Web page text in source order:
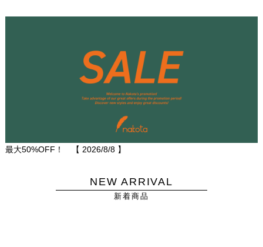
最大50%OFF！ 【 2026/8/8】
NEW ARRIVAL
新着商品